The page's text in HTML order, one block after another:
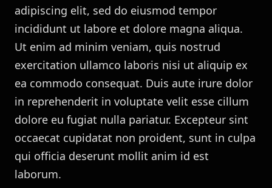
adipiscing elit, sed do eiusmod tempor
incididunt ut labore et dolore magna aliqua.
Ut enim ad minim veniam, quis nostrud
exercitation ullamco laboris nisi ut aliquip ex
ea commodo consequat. Duis aute irure dolor
in reprehenderit in voluptate velit esse cillum
dolore eu fugiat nulla pariatur. Excepteur sint
occaecat cupidatat non proident, sunt in culpa
qui officia deserunt mollit anim id est
laborum.